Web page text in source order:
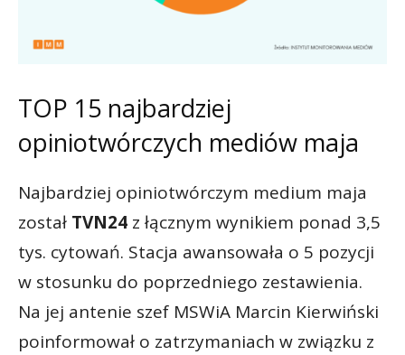
TOP 15 najbardziej
opiniotwórczych mediów maja
Najbardziej opiniotwórczym medium maja
został TVN24 z łącznym wynikiem ponad 3,5
tys. cytowań. Stacja awansowała o 5 pozycji
w stosunku do poprzedniego zestawienia.
Na jej antenie szef MSWiA Marcin Kierwiński
poinformował o zatrzymaniach w związku z